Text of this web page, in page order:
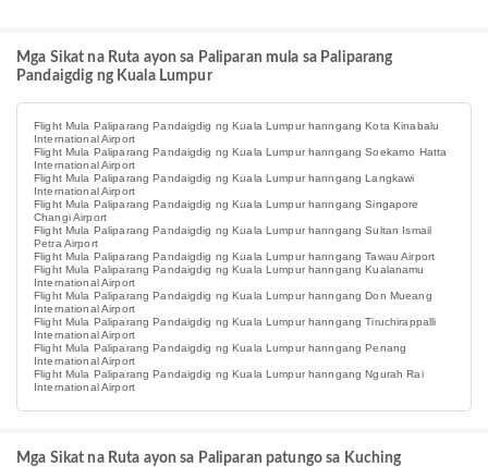
Mga Sikat na Ruta ayon sa Paliparan mula sa Paliparang
Pandaigdig ng Kuala Lumpur
Flight Mula Paliparang Pandaigdig ng Kuala Lumpur hanngang Kota Kinabalu
International Airport
Flight Mula Paliparang Pandaigdig ng Kuala Lumpur hanngang Soekarno Hatta
International Airport
Flight Mula Paliparang Pandaigdig ng Kuala Lumpur hanngang Langkawi
International Airport
Flight Mula Paliparang Pandaigdig ng Kuala Lumpur hanngang Singapore
Changi Airport
Flight Mula Paliparang Pandaigdig ng Kuala Lumpur hanngang Sultan Ismail
Petra Airport
Flight Mula Paliparang Pandaigdig ng Kuala Lumpur hanngang Tawau Airport
Flight Mula Paliparang Pandaigdig ng Kuala Lumpur hanngang Kualanamu
International Airport
Flight Mula Paliparang Pandaigdig ng Kuala Lumpur hanngang Don Mueang
International Airport
Flight Mula Paliparang Pandaigdig ng Kuala Lumpur hanngang Tiruchirappalli
International Airport
Flight Mula Paliparang Pandaigdig ng Kuala Lumpur hanngang Penang
International Airport
Flight Mula Paliparang Pandaigdig ng Kuala Lumpur hanngang Ngurah Rai
International Airport
Mga Sikat na Ruta ayon sa Paliparan patungo sa Kuching